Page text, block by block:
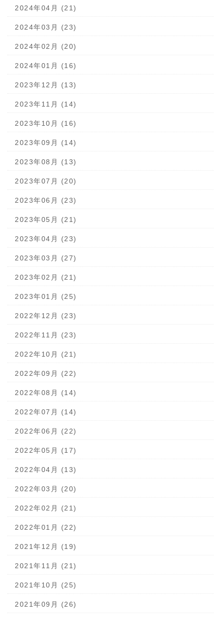
2024年04月 (21)
2024年03月 (23)
2024年02月 (20)
2024年01月 (16)
2023年12月 (13)
2023年11月 (14)
2023年10月 (16)
2023年09月 (14)
2023年08月 (13)
2023年07月 (20)
2023年06月 (23)
2023年05月 (21)
2023年04月 (23)
2023年03月 (27)
2023年02月 (21)
2023年01月 (25)
2022年12月 (23)
2022年11月 (23)
2022年10月 (21)
2022年09月 (22)
2022年08月 (14)
2022年07月 (14)
2022年06月 (22)
2022年05月 (17)
2022年04月 (13)
2022年03月 (20)
2022年02月 (21)
2022年01月 (22)
2021年12月 (19)
2021年11月 (21)
2021年10月 (25)
2021年09月 (26)